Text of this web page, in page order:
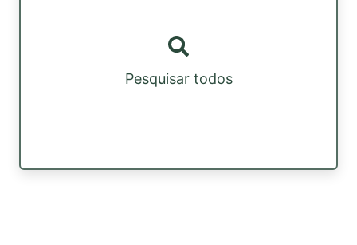
Pesquisar todos